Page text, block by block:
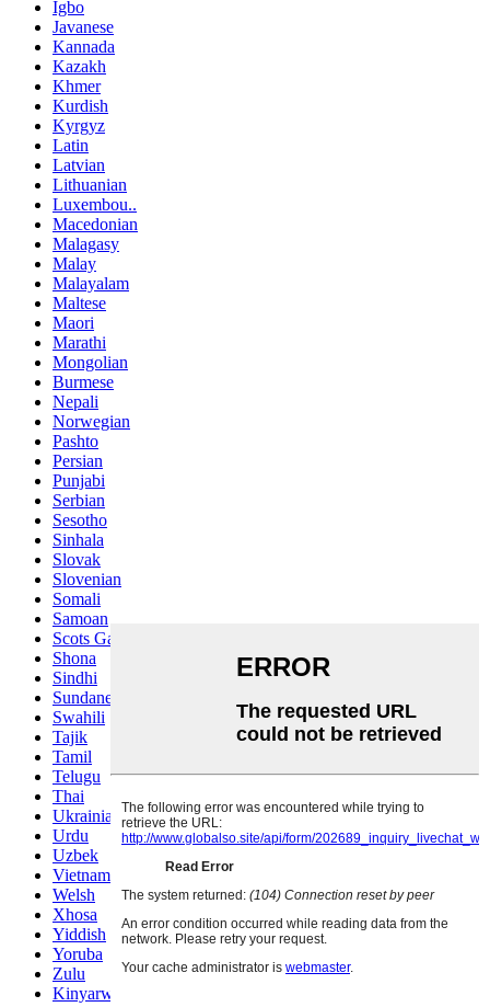
Igbo
Javanese
Kannada
Kazakh
Khmer
Kurdish
Kyrgyz
Latin
Latvian
Lithuanian
Luxembou..
Macedonian
Malagasy
Malay
Malayalam
Maltese
Maori
Marathi
Mongolian
Burmese
Nepali
Norwegian
Pashto
Persian
Punjabi
Serbian
Sesotho
Sinhala
Slovak
Slovenian
Somali
Samoan
Scots Gaelic
Shona
Sindhi
Sundanese
Swahili
Tajik
Tamil
Telugu
Thai
Ukrainian
Urdu
Uzbek
Vietnamese
Welsh
Xhosa
Yiddish
Yoruba
Zulu
Kinyarwanda